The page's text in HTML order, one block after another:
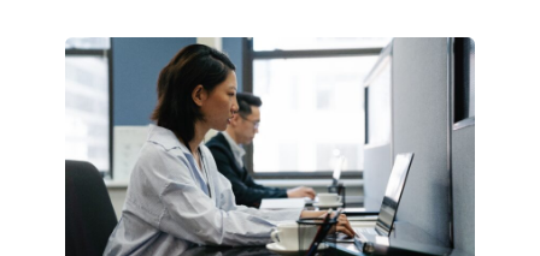
КОТОРЫЕ
РАЗВИВАЮТ
ТЕХНОЛОГИЧЕСКОЕ
ОБРАЗОВАНИЕ
ТАДЖИКИСТАНА